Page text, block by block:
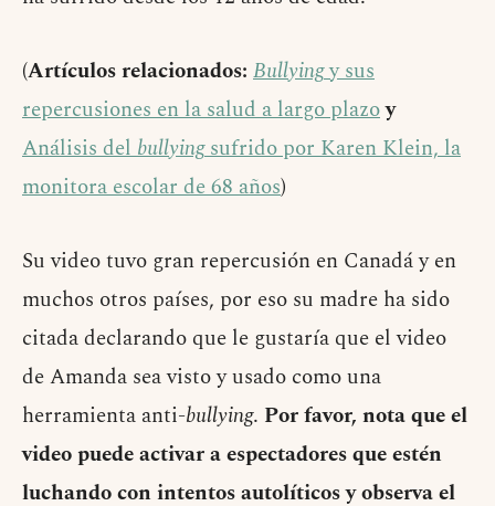
(Artículos relacionados: Bullyingy sus
repercusiones en la salud a largo plazoy
Análisis delbullyingsufrido por Karen Klein, la
monitora escolar de 68 años)
Su video tuvo gran repercusión en Canadá y en
muchos otros países, por eso su madre ha sido
citada declarando que le gustaría que el video
de Amanda sea visto y usado como una
herramienta anti-bullying. Por favor, nota que el
video puede activar a espectadores que estén
luchando con intentos autolíticos y observa el